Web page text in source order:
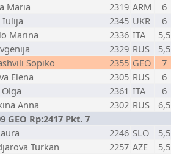
Maria 2319 ARM
6
Iulija 2345 UKR
6
Marina 2336 ITA
5,5
2329 RUS
5,5
Sopiko 2355 GEO
7
Elena 2305 RUS
6
2361 ITA
6
Anna 2302 RUS
6,5
GEO Rp:2417 Pkt. 7
2246 SLO
5,5
Turkan 2257 AZE
5,5